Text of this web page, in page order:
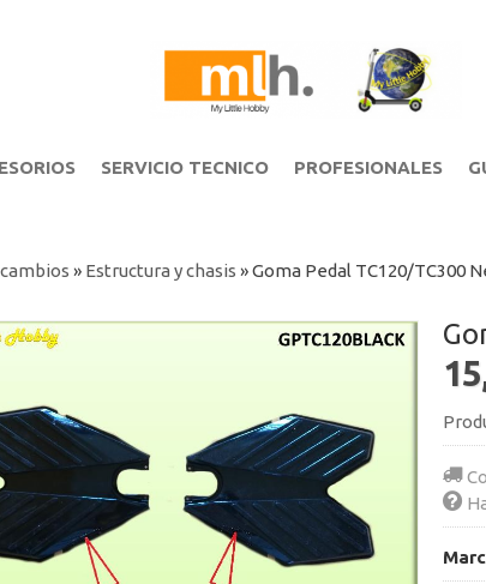
SERVICIO TECNICO PROFESIONALES
» Estructura y chasis »Goma Pedal TC120/TC300